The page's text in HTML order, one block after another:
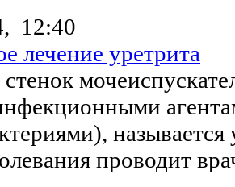
12:40
лечение уретрита
называется
проводит